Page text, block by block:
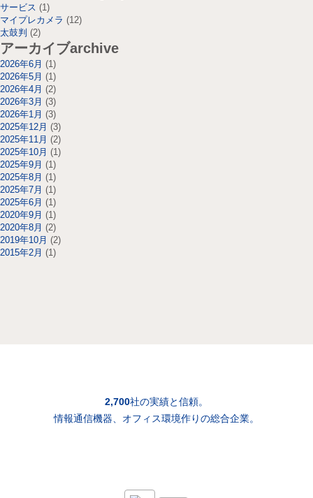
サービス (1)
マイプレカメラ (12)
太鼓判 (2)
アーカイブarchive
2026年6月 (1)
2026年5月 (1)
2026年4月 (2)
2026年3月 (3)
2026年1月 (3)
2025年12月 (3)
2025年11月 (2)
2025年10月 (1)
2025年9月 (1)
2025年8月 (1)
2025年7月 (1)
2025年6月 (1)
2020年9月 (1)
2020年8月 (2)
2019年10月 (2)
2015年2月 (1)
2,700社の実績と信頼。
情報通信機器、オフィス環境作りの総合企業。